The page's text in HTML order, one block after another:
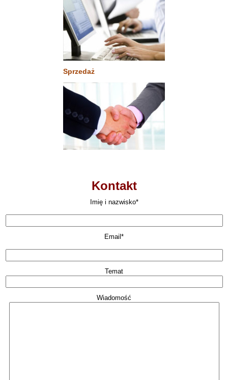
Sprzedaż
Kontakt
Imię i nazwisko*
Email*
Temat
Wiadomość